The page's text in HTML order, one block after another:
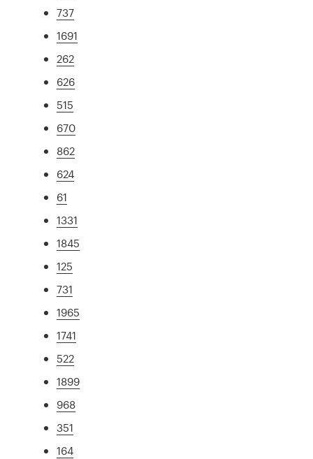
737
1691
262
626
515
670
862
624
61
1331
1845
125
731
1965
1741
522
1899
968
351
164